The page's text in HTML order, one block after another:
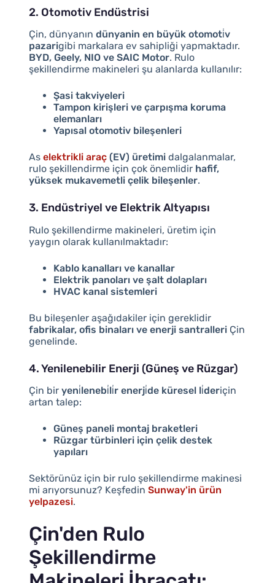
2. Otomotiv Endüstrisi
Çin, dünyanın dünyanin en büyük otomoti̇v
pazarigibi markalara ev sahipliği yapmaktadır.
BYD, Geely, NIO ve SAIC Motor. Rulo
şekillendirme makineleri şu alanlarda kullanılır:
Şasi takviyeleri
Tampon kirişleri ve çarpışma koruma
elemanları
Yapısal otomotiv bileşenleri
As elektrikli araç(EV) üretimidalgalanmalar,
rulo şekillendirme için çok önemlidir hafif,
yüksek mukavemetli çelik bileşenler.
3. Endüstriyel ve Elektrik Altyapısı
Rulo şekillendirme makineleri, üretim için
yaygın olarak kullanılmaktadır:
Kablo kanalları ve kanallar
Elektrik panoları ve şalt dolapları
HVAC kanal sistemleri
Bu bileşenler aşağıdakiler için gereklidir
fabrikalar, ofis binaları ve enerji santralleriÇin
genelinde.
4. Yenilenebilir Enerji (Güneş ve Rüzgar)
Çin bir yeni̇lenebi̇li̇r enerji̇de küresel li̇deriçin
artan talep:
Güneş paneli montaj braketleri
Rüzgar türbinleri için çelik destek
yapıları
Sektörünüz için bir rulo şekillendirme makinesi
mi arıyorsunuz? Keşfedin Sunway'in ürün
yelpazesi.
Çin'den Rulo
Şekillendirme